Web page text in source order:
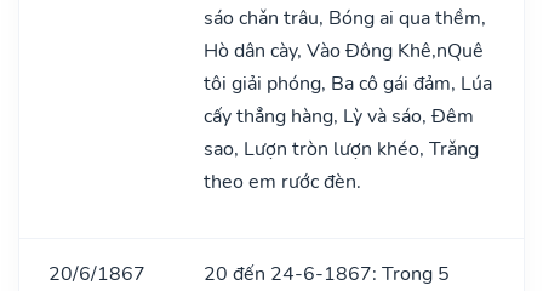
sáo chǎn trâu, Bóng ai qua thềm,
Hò dân cày, Vào Đông Khê,nQuê
tôi giải phóng, Ba cô gái đảm, Lúa
cấy thẳng hàng, Lỳ và sáo, Đêm
sao, Lượn tròn lượn khéo, Trǎng
theo em rước đèn.
20/6/1867
20 đến 24-6-1867: Trong 5